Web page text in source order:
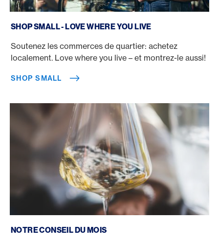
SHOP SMALL - LOVE WHERE YOU LIVE
Soutenez les commerces de quartier: achetez
localement. Love where you live – et montrez-le aussi!
SHOP SMALL
NOTRE CONSEIL DU MOIS